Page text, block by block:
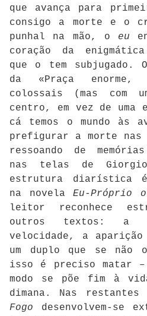
que avança para
consigo a morte e o
punhal na mão, o eu
coração da
que o tem subjugado.
da «Praça enorme,
colossais (mas com
centro, em vez de uma
cá temos o mundo às
prefigurar a morte nas
ressoando de
nas telas de
estrutura diarística é
na novelaEu-Próprio
leitor reconhece
outros textos: a
velocidade, a aparição
um duplo que se não
isso é preciso matar –
modo se põe fim à
dimana. Nas
Fogo desenvolvem-se